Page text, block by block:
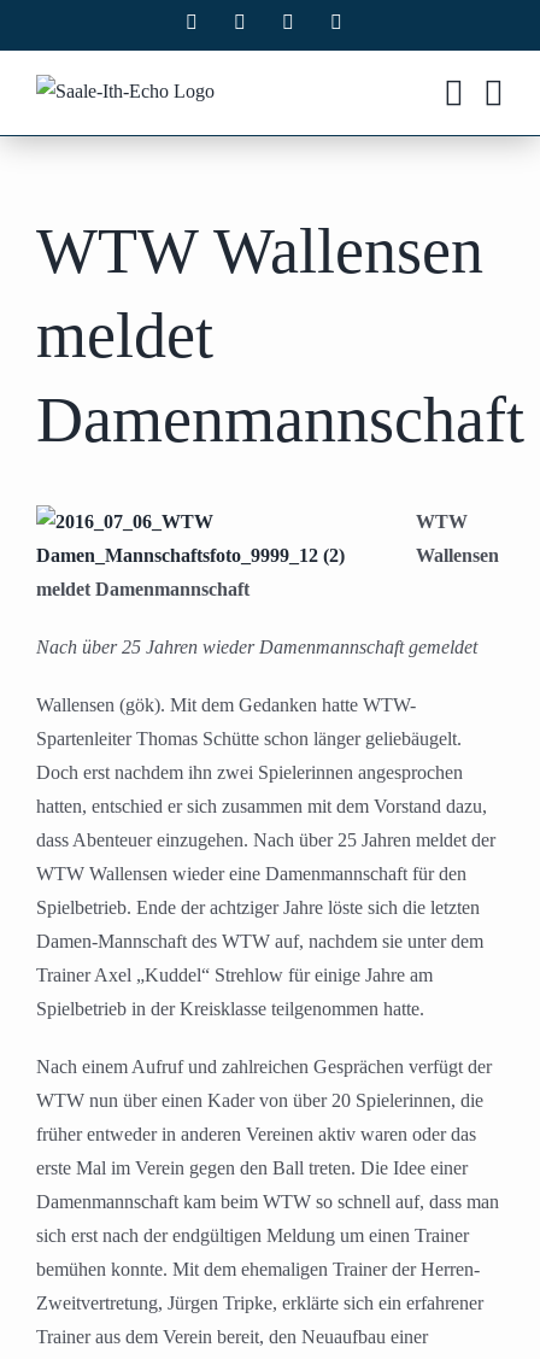
Inhalt
springen
Facebook Instagram
WTW Wallensen
meldet
Damenmannschaft
WTW
Wallensen
meldet Damenmannschaft
Nach über 25 Jahren wieder Damenmannschaft gemeldet
Wallensen (gök). Mit dem Gedanken hatte WTW-
Spartenleiter Thomas Schütte schon länger geliebäugelt.
Doch erst nachdem ihn zwei Spielerinnen angesprochen
hatten, entschied er sich zusammen mit dem Vorstand dazu,
dass Abenteuer einzugehen. Nach über 25 Jahren meldet der
WTW Wallensen wieder eine Damenmannschaft für den
Spielbetrieb. Ende der achtziger Jahre löste sich die letzten
Damen-Mannschaft des WTW auf, nachdem sie unter dem
Trainer Axel „Kuddel“ Strehlow für einige Jahre am
Spielbetrieb in der Kreisklasse teilgenommen hatte.
Nach einem Aufruf und zahlreichen Gesprächen verfügt der
WTW nun über einen Kader von über 20 Spielerinnen, die
früher entweder in anderen Vereinen aktiv waren oder das
erste Mal im Verein gegen den Ball treten. Die Idee einer
Damenmannschaft kam beim WTW so schnell auf, dass man
sich erst nach der endgültigen Meldung um einen Trainer
bemühen konnte. Mit dem ehemaligen Trainer der Herren-
Zweitvertretung, Jürgen Tripke, erklärte sich ein erfahrener
Trainer aus dem Verein bereit, den Neuaufbau einer